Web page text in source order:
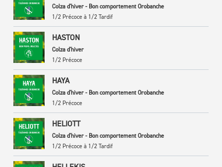
Colza d'hiver - Bon comportement Orobanche
1/2 Précoce à 1/2 Tardif
HASTON
Colza d'hiver
1/2 Précoce
HAYA
Colza d'hiver - Bon comportement Orobanche
1/2 Précoce
HELIOTT
Colza d'hiver - Bon comportement Orobanche
1/2 Précoce à 1/2 Tardif